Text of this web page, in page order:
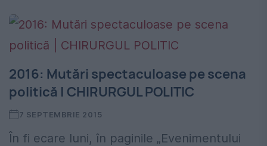
2016: Mutări spectaculoase pe scena
politică | CHIRURGUL POLITIC
7 SEPTEMBRIE 2015
În fi ecare luni, în paginile „Evenimentului